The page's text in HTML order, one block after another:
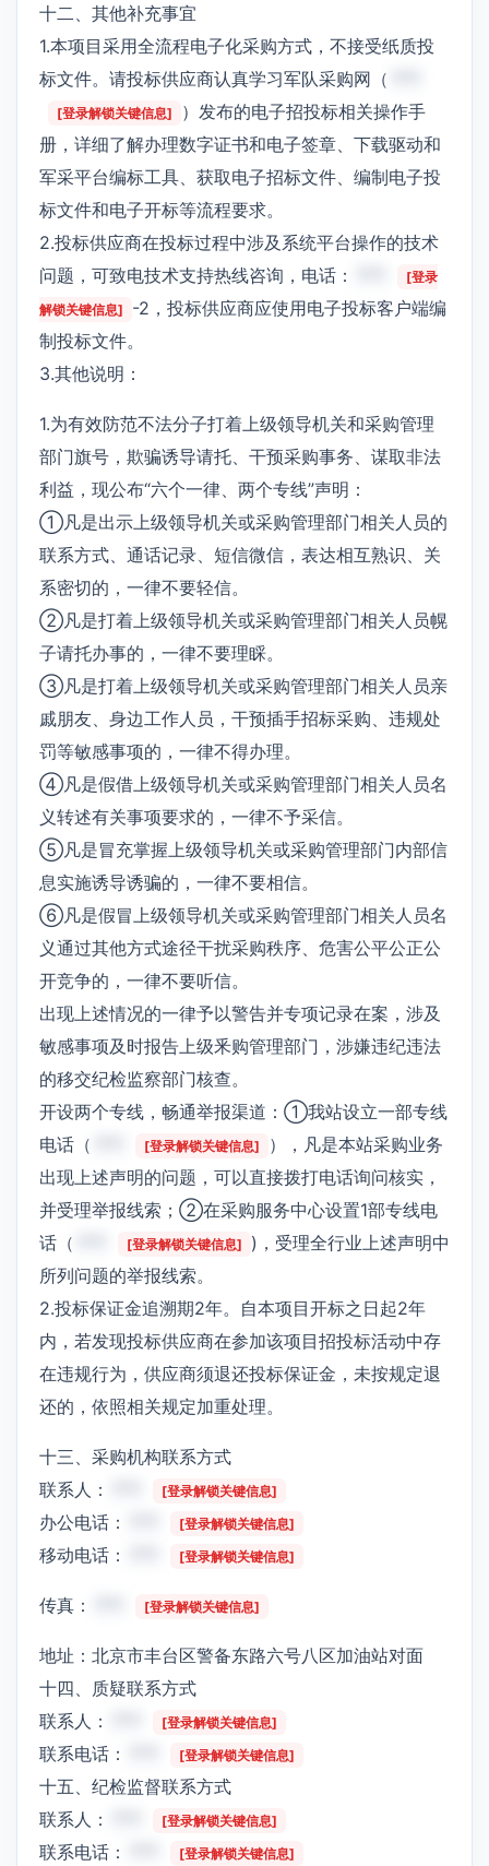
十二、其他补充事宜
1.本项目采用全流程电子化采购方式，不接受纸质投
标文件。请投标供应商认真学习军队采购网（
[登录解锁关键信息]
）发布的电子招投标相关操作手
册，详细了解办理数字证书和电子签章、下载驱动和
军采平台编标工具、获取电子招标文件、编制电子投
标文件和电子开标等流程要求。
2.投标供应商在投标过程中涉及系统平台操作的技术
问题，可致电技术支持热线咨询，电话：
[登录
解锁关键信息]
-2，投标供应商应使用电子投标客户端编
制投标文件。
3.其他说明：
1.为有效防范不法分子打着上级领导机关和采购管理
部门旗号，欺骗诱导请托、干预采购事务、谋取非法
利益，现公布“六个一律、两个专线”声明：
①凡是出示上级领导机关或采购管理部门相关人员的
联系方式、通话记录、短信微信，表达相互熟识、关
系密切的，一律不要轻信。
②凡是打着上级领导机关或采购管理部门相关人员幌
子请托办事的，一律不要理睬。
③凡是打着上级领导机关或采购管理部门相关人员亲
戚朋友、身边工作人员，干预插手招标采购、违规处
罚等敏感事项的，一律不得办理。
④凡是假借上级领导机关或采购管理部门相关人员名
义转述有关事项要求的，一律不予采信。
⑤凡是冒充掌握上级领导机关或采购管理部门内部信
息实施诱导诱骗的，一律不要相信。
⑥凡是假冒上级领导机关或采购管理部门相关人员名
义通过其他方式途径干扰采购秩序、危害公平公正公
开竞争的，一律不要听信。
出现上述情况的一律予以警告并专项记录在案，涉及
敏感事项及时报告上级釆购管理部门，涉嫌违纪违法
的移交纪检监察部门核查。
开设两个专线，畅通举报渠道：①我站设立一部专线
电话（
[登录解锁关键信息]
），凡是本站采购业务
出现上述声明的问题，可以直接拨打电话询问核实，
并受理举报线索；②在采购服务中心设置1部专线电
话（
[登录解锁关键信息]
)，受理全行业上述声明中
所列问题的举报线索。
2.投标保证金追溯期2年。自本项目开标之日起2年
内，若发现投标供应商在参加该项目招投标活动中存
在违规行为，供应商须退还投标保证金，未按规定退
还的，依照相关规定加重处理。
十三、采购机构联系方式
联系人：
[登录解锁关键信息]
办公电话： [登录解锁关键信息]
移动电话： [登录解锁关键信息]
传真： [登录解锁关键信息]
地址：北京市丰台区警备东路六号八区加油站对面
十四、质疑联系方式
联系人：
[登录解锁关键信息]
联系电话： [登录解锁关键信息]
十五、纪检监督联系方式
联系人：
[登录解锁关键信息]
联系电话： [登录解锁关键信息]